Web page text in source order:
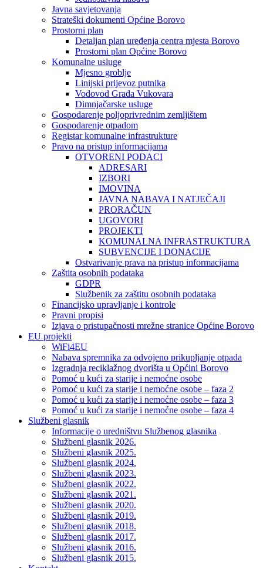
Javna savjetovanja
Strateški dokumenti Općine Borovo
Prostorni plan
Detaljan plan uređenja centra mjesta Borovo
Prostorni plan Općine Borovo
Komunalne usluge
Mjesno groblje
Linijski prijevoz putnika
Vodovod Grada Vukovara
Dimnjačarske usluge
Gospodarenje poljoprivrednim zemljištem
Gospodarenje otpadom
Registar komunalne infrastrukture
Pravo na pristup informacijama
OTVORENI PODACI
ADRESARI
IZBORI
IMOVINA
JAVNA NABAVA I NATJEČAJI
PRORAČUN
UGOVORI
PROJEKTI
KOMUNALNA INFRASTRUKTURA
SUBVENCIJE I DONACIJE
Ostvarivanje prava na pristup informacijama
Zaštita osobnih podataka
GDPR
Službenik za zaštitu osobnih podataka
Financijsko upravljanje i kontrole
Pravni propisi
Izjava o pristupačnosti mrežne stranice Općine Borovo
EU projekti
WiFi4EU
Nabava spremnika za odvojeno prikupljanje otpada
Izgradnja reciklažnog dvorišta u Općini Borovo
Pomoć u kući za starije i nemoćne osobe
Pomoć u kući za starije i nemoćne osobe – faza 2
Pomoć u kući za starije i nemoćne osobe – faza 3
Pomoć u kući za starije i nemoćne osobe – faza 4
Službeni glasnik
Informacije o uredništvu Službenog glasnika
Službeni glasnik 2026.
Službeni glasnik 2025.
Službeni glasnik 2024.
Službeni glasnik 2023.
Službeni glasnik 2022.
Službeni glasnik 2021.
Službeni glasnik 2020.
Službeni glasnik 2019.
Službeni glasnik 2018.
Službeni glasnik 2017.
Službeni glasnik 2016.
Službeni glasnik 2015.